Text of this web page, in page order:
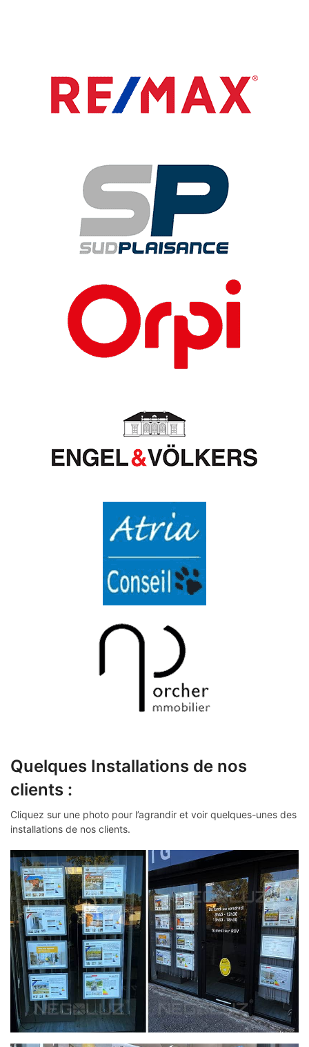
Quelques Installations de nos
clients :
Cliquez sur une photo pour l’agrandir et voir quelques-unes des
installations de nos clients.